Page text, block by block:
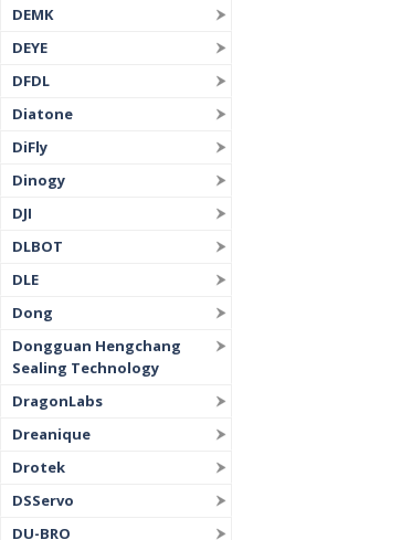
DEMK
DEYE
DFDL
Diatone
DiFly
Dinogy
DJI
DLBOT
DLE
Dong
Dongguan Hengchang
Sealing Technology
DragonLabs
Dreanique
Drotek
DSServo
DU-BRO